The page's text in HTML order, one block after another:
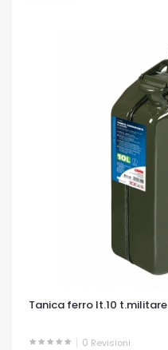
Tanica ferro lt.10 t.militare
0 Revisioni